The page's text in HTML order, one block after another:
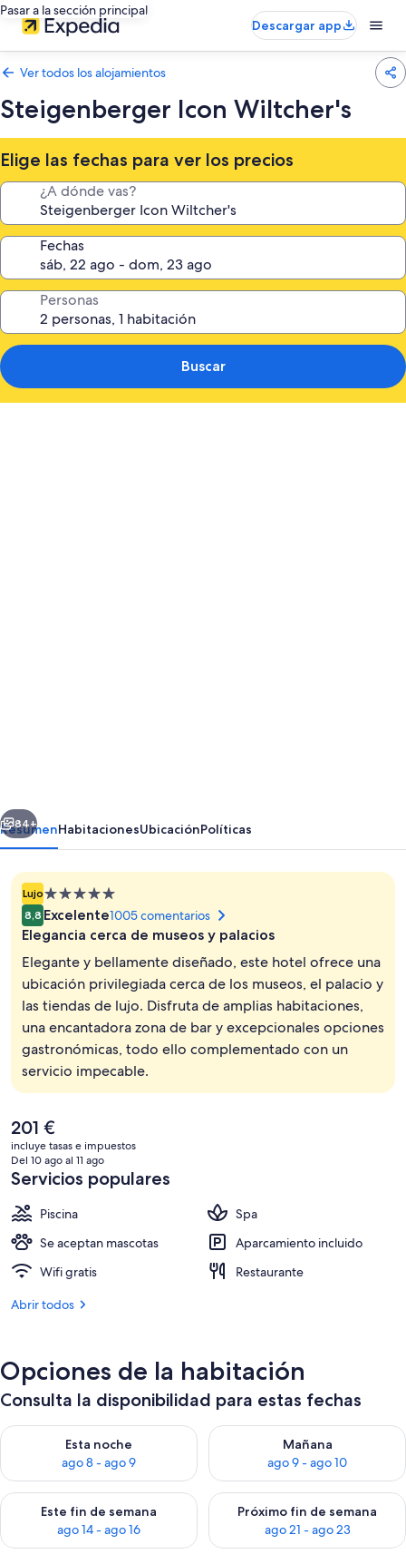
Pasar a la sección principal
Descargar app
Ver todos los alojamientos
Steigenberger Icon Wiltcher's
Elige las fechas para ver los precios
¿A dónde vas?
Fechas
Personas
Buscar
Siguiente
84+
ResumenHabitacionesUbicaciónPolíticas
LujoAlojamiento
de
5.0 estrellas
8,8 Excelente1005 comentarios
Elegancia cerca de museos y palacios
Elegante y bellamente diseñado, este hotel ofrece una
ubicación privilegiada cerca de los museos, el palacio y
las tiendas de lujo. Disfruta de amplias habitaciones,
una encantadora zona de bar y excepcionales opciones
gastronómicas, todo ello complementado con un
servicio impecable.
El
precio
actual
es
de
201 €
201 €
incluye tasas e impuestos
Del 10 ago al 11 ago
Servicios populares
Piscina
Spa
Se aceptan mascotas
Aparcamiento incluido
Wifi gratis
Restaurante
Abrir todos
Opciones de la habitación
Consulta la disponibilidad para estas fechas
Esta noche
ago 8 - ago 9
Consulta la disponibilidad para esta noche, ago 8 - ago 9
Mañana
ago 9 - ago 10
Consulta la disponibilidad
Este fin de semana
ago 14 - ago 16
Consulta la disponibilidad para este fin de semana, ago 14 -
Próximo fin de semana
ago 21 - ago 23
Consulta la disponibilidad